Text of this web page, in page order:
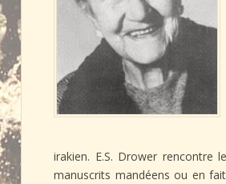
irakien. E.S. Drower rencontre
manuscrits mandéens ou en